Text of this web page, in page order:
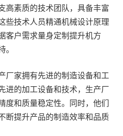
高素质的技术团队，具备丰富
些技术人员精通机械设计原理
客户需求量身定制提升机方
厂家拥有先进的制造设备和工
进的加工设备和技术，生产厂
度和质量稳定性。同时，他们
断提升产品的制造效率和品质